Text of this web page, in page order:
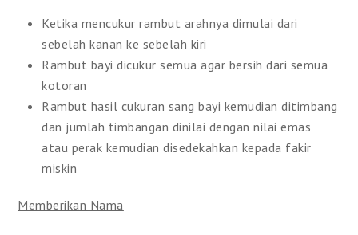
Ketika mencukur rambut arahnya dimulai dari
sebelah kanan ke sebelah kiri
Rambut bayi dicukur semua agar bersih dari semua
kotoran
Rambut hasil cukuran sang bayi kemudian ditimbang
dan jumlah timbangan dinilai dengan nilai emas
atau perak kemudian disedekahkan kepada fakir
miskin
Memberikan Nama